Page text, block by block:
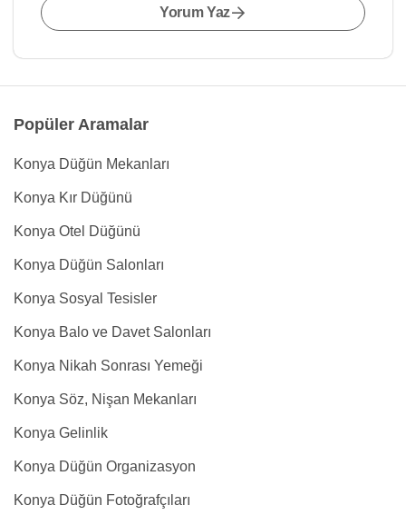
Yorum Yaz
Popüler Aramalar
Konya Düğün Mekanları
Konya Kır Düğünü
Konya Otel Düğünü
Konya Düğün Salonları
Konya Sosyal Tesisler
Konya Balo ve Davet Salonları
Konya Nikah Sonrası Yemeği
Konya Söz, Nişan Mekanları
Konya Gelinlik
Konya Düğün Organizasyon
Konya Düğün Fotoğrafçıları